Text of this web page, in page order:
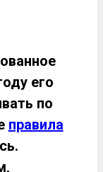
его
по
правила